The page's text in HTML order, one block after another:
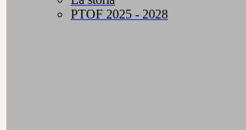
PTOF 2025 - 2028